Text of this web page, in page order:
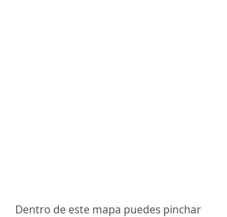
Dentro de este mapa puedes pinchar